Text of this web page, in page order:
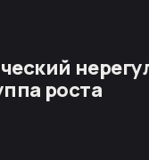
роста